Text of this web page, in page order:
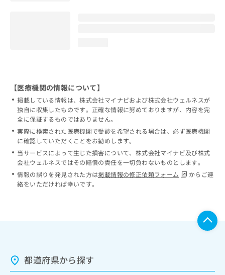
【医療機関の情報について】
掲載している情報は、株式会社マイナビおよび株式会社ウェルネスが
独自に収集したものです。正確な情報に努めておりますが、内容を完
全に保証するものではありません。
実際に検索された医療機関で受診を希望される場合は、必ず医療機関
に確認していただくことをお勧めします。
当サービスによって生じた損害について、株式会社マイナビ及び株式
会社ウェルネスではその賠償の責任を一切負わないものとします。
情報の誤りを発見された方は掲載情報の修正依頼フォーム
からご連
絡をいただければ幸いです。
都道府県から探す